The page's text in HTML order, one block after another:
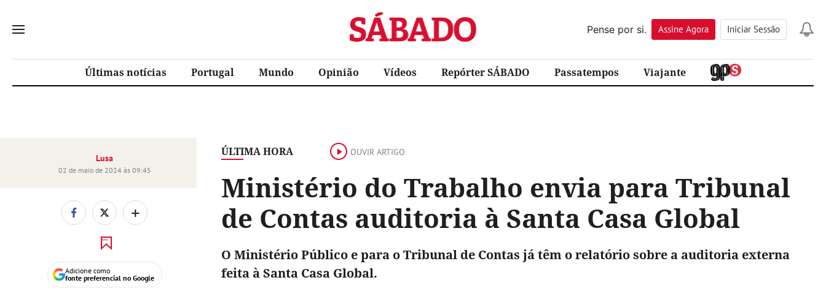
Sábado
Pense por si.
Assine Agora Iniciar Sessão
Últimas notícias Portugal Mundo Opinião Vídeos Repórter SÁBADO Passatempos Viajante
ÚLTIMA HORA OUVIR ARTIGO
Ministério do Trabalho envia para Tribunal
de Contas auditoria à Santa Casa Global
Lusa
02 de maio de 2024 às 09:45
+
Adicione como
fonte preferencial no Google
O Ministério Público e para o Tribunal de Contas já têm o relatório sobre a auditoria externa
feita à Santa Casa Global.